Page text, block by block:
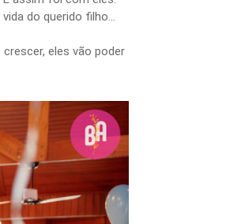
do querido filho…
eles vão poder